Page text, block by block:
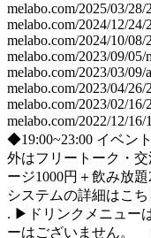
melabo.com/2025/03/28/
melabo.com/2024/12/24/
melabo.com/2024/10/08/
melabo.com/2023/09/05/
melabo.com/2023/03/09/
melabo.com/2023/04/26/
melabo.com/2023/02/16/
melabo.com/2022/12/
◆19:00~23:00 イベン
外はフリートーク・
ージ1000円＋飲み放
システムの詳細はこち
. ▶ドリンクメニュー
ーはございません。